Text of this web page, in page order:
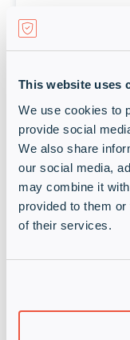
This website uses
We use cookies to
provide social
We also share
our social media,
may combine it
provided to them
of their services.
Letzte Details
Potsdam
11. Dezember
ab 17.00 Uhr
„Potsdamer
(Blauer
Letzte
erhalten Sie